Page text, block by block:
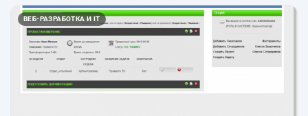
ВЕБ-РАЗРАБОТКА И IT